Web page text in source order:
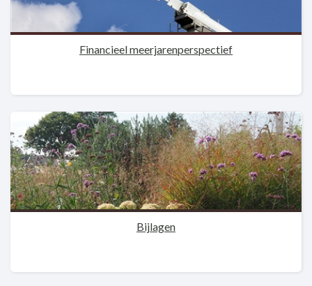
Financieel meerjarenperspectief
Bijlagen